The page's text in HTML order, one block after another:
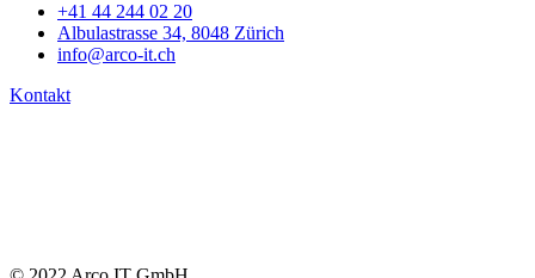
+41 44 244 02 20
Albulastrasse 34, 8048 Zürich
info@arco-it.ch
Kontakt